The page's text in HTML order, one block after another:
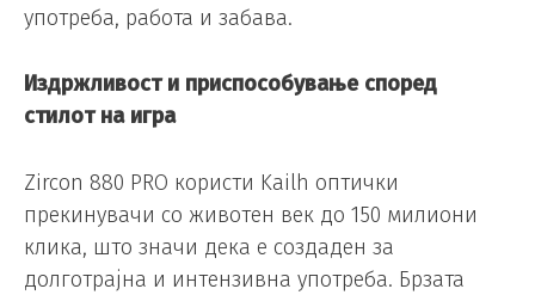
употреба, работа и забава.
Издржливост и приспособување според
стилот на игра
Zircon 880 PRO користи Kailh оптички
прекинувачи со животен век до 150 милиони
клика, што значи дека е создаден за
долготрајна и интензивна употреба. Брзата